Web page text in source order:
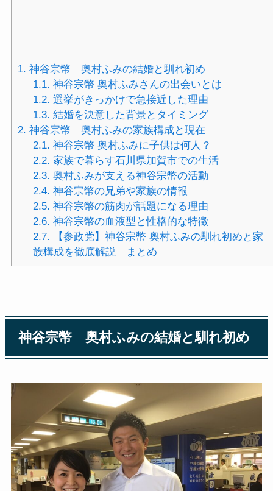
1. 神谷宗幣 奥村ふみの結婚と馴れ初め
1.1. 神谷宗幣 奥村ふみさんの出会いとは
1.2. 選挙がきっかけで急接近した理由
1.3. 結婚を決意した背景とタイミング
2. 神谷宗幣 奥村ふみの家族構成と現在
2.1. 神谷宗幣 奥村ふみに子供は何人？
2.2. 家族で暮らす石川県加賀市での生活
2.3. 奥村ふみが支える神谷宗幣の活動
2.4. 神谷宗幣の兄弟や家族の情報
2.5. 神谷宗幣の筋肉が話題になる理由
2.6. 神谷宗幣の血液型と性格的な特徴
2.7. 【参政党】神谷宗幣 奥村ふみの馴れ初めと家
族構成を徹底解説 まとめ
神谷宗幣 奥村ふみの結婚と馴れ初め